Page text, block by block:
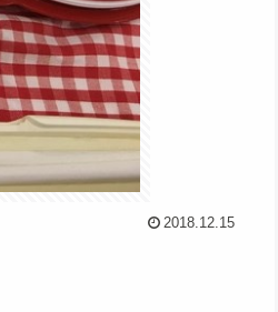
2018.12.15